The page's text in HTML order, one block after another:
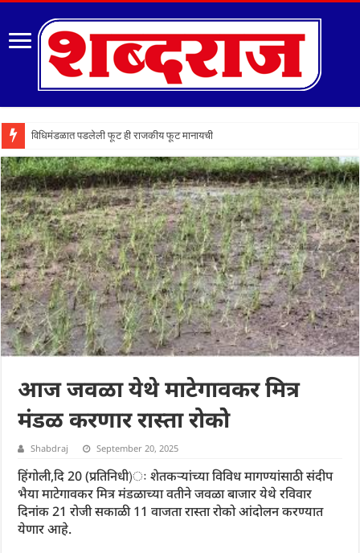
विधिमंडळात पडलेली फूट ही राजकीय फूट मानायची का? ठाकरेंच्या व
आज जवळा येथे माटेगावकर मित्र
मंडळ करणार रास्ता रोकोे
Shabdraj September 20, 2025
हिंगोली,दि 20 (प्रतिनिधी)ः शेतकऱ्यांच्या विविध मागण्यांसाठी संदीप
भैया माटेगावकर मित्र मंडळाच्या वतीने जवळा बाजार येथे रविवार
दिनांक 21 रोजी सकाळी 11 वाजता रास्ता रोको आंदोलन करण्यात
येणार आहे.